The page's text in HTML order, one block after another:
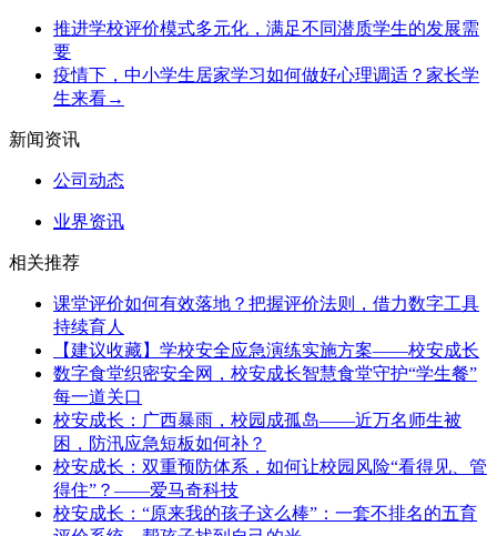
推进学校评价模式多元化，满足不同潜质学生的发展需
要
疫情下，中小学生居家学习如何做好心理调适？家长学
生来看→
新闻资讯
公司动态
业界资讯
相关推荐
课堂评价如何有效落地？把握评价法则，借力数字工具
持续育人
【建议收藏】学校安全应急演练实施方案——校安成长
数字食堂织密安全网，校安成长智慧食堂守护“学生餐”
每一道关口
校安成长：广西暴雨，校园成孤岛——近万名师生被
困，防汛应急短板如何补？
校安成长：双重预防体系，如何让校园风险“看得见、管
得住”？——爱马奇科技
校安成长：“原来我的孩子这么棒”：一套不排名的五育